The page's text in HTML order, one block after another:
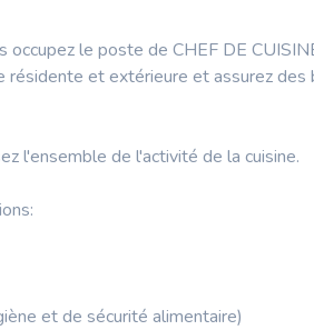
le poste de CHEF DE
et extérieure et assurez
l'ensemble de l'activité de la cuisine.
et de sécurité alimentaire)